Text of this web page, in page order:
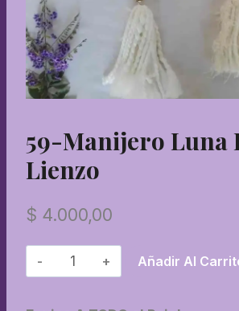
59-Manijero Luna
Lienzo
$ 4.000,00
59-
Manijero
Añadir Al